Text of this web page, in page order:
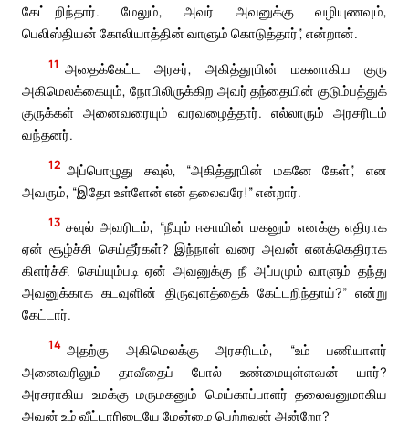
கேட்டறிந்தார். மேலும், அவர் அவனுக்கு வழியுணவும்,
பெலிஸ்தியன் கோலியாத்தின் வாளும் கொடுத்தார்”, என்றான்.
11 அதைக்கேட்ட அரசர், அகித்தூபின் மகனாகிய குரு
அகிமெலக்கையும், நோபிலிருக்கிற அவர் தந்தையின் குடும்பத்துக்
குருக்கள் அனைவரையும் வரவழைத்தார். எல்லாரும் அரசரிடம்
வந்தனர்.
12 அப்பொழுது சவுல், “அகித்தூபின் மகனே கேள்”, என
அவரும், “இதோ உள்ளேன் என் தலைவரே!” என்றார்.
13 சவுல் அவரிடம், “நீயும் ஈசாயின் மகனும் எனக்கு எதிராக
ஏன் சூழ்ச்சி செய்தீர்கள்? இந்நாள் வரை அவன் எனக்கெதிராக
கிளர்ச்சி செய்யும்படி ஏன் அவனுக்கு நீ அப்பமும் வாளும் தந்து
அவனுக்காக கடவுளின் திருவுளத்தைக் கேட்டறிந்தாய்?” என்று
கேட்டார்.
14 அதற்கு அகிமெலக்கு அரசரிடம், “உம் பணியாளர்
அனைவரிலும் தாவீதைப் போல் உண்மையுள்ளவன் யார்?
அரசராகிய உமக்கு மருமகனும் மெய்காப்பாளர் தலைவனுமாகிய
அவன் உம் வீட்டாரிடையே மேன்மை பெற்றவன் அன்றோ?